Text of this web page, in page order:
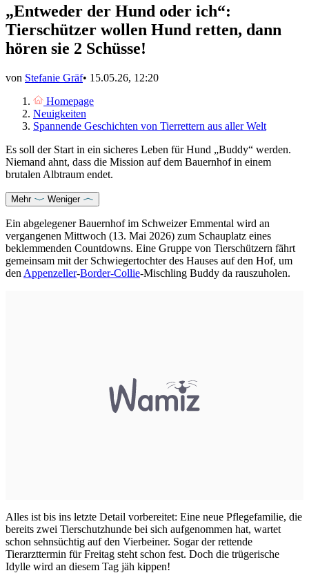
„Entweder der Hund oder ich“:
Tierschützer wollen Hund retten, dann
hören sie 2 Schüsse!
von Stefanie Gräf• 15.05.26, 12:20
Homepage
Neuigkeiten
Spannende Geschichten von Tierrettern aus aller Welt
Es soll der Start in ein sicheres Leben für Hund „Buddy“ werden.
Niemand ahnt, dass die Mission auf dem Bauernhof in einem
brutalen Albtraum endet.
Mehr Weniger
Ein abgelegener Bauernhof im Schweizer Emmental wird an
vergangenen Mittwoch (13. Mai 2026) zum Schauplatz eines
beklemmenden Countdowns. Eine Gruppe von Tierschützern fährt
gemeinsam mit der Schwiegertochter des Hauses auf den Hof, um
den Appenzeller-Border-Collie-Mischling Buddy da rauszuholen.
Alles ist bis ins letzte Detail vorbereitet: Eine neue Pflegefamilie, die
bereits zwei Tierschutzhunde bei sich aufgenommen hat, wartet
schon sehnsüchtig auf den Vierbeiner. Sogar der rettende
Tierarzttermin für Freitag steht schon fest. Doch die trügerische
Idylle wird an diesem Tag jäh kippen!